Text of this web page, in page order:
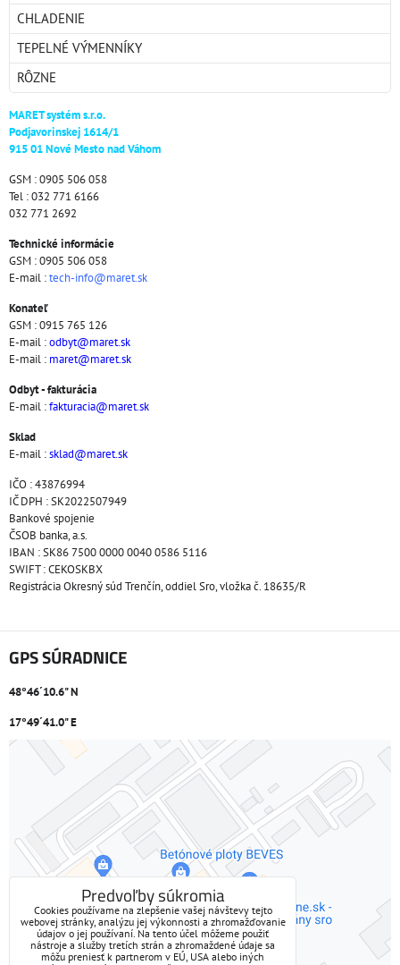
CHLADENIE
TEPELNÉ VÝMENNÍKY
RÔZNE
MARET systém s.r.o.
Podjavorinskej 1614/1
915 01 Nové Mesto nad Váhom
GSM : 0905 506 058
Tel : 032 771 6166
032 771 2692
Technické informácie
GSM : 0905 506 058
E-mail :tech-info@maret.sk
Konateľ
GSM : 0915 765 126
E-mail :odbyt@maret.sk
E-mail : maret@maret.sk
Odbyt - fakturácia
E-mail :fakturacia@maret.sk
Sklad
E-mail :sklad@maret.sk
IČO : 43876994
IČ DPH : SK2022507949
Bankové spojenie
ČSOB banka, a.s.
IBAN : SK86 7500 0000 0040 0586 5116
SWIFT : CEKOSKBX
Registrácia Okresný súd Trenčín, oddiel Sro, vložka č. 18635/R
GPS SÚRADNICE
48°46´10.6" N
17°49´41.0" E
Externý obsah je blokovaný Voľbami súkromia
Prajete si načítať externý obsah?
Povoliť tentokrát
Povoliť a zapamätať - súhlas s druhom cookie: Funkčné
Predvoľby súkromia
Cookies používame na zlepšenie vašej návštevy tejto
webovej stránky, analýzu jej výkonnosti a zhromažďovanie
údajov o jej používaní. Na tento účel môžeme použiť
nástroje a služby tretích strán a zhromaždené údaje sa
môžu preniesť k partnerom v EÚ, USA alebo iných